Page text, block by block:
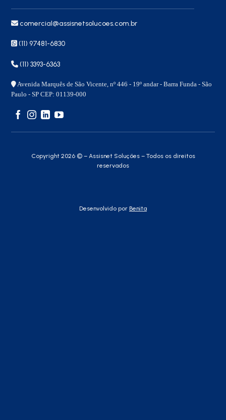
comercial@assisnetsolucoes.com.br
(11) 97481-6830
(11) 3393-6363
Avenida Marquês de São Vicente, nº 446 - 19º andar - Barra Funda - São
Paulo - SP CEP: 01139-000
Copyright 2026 © – Assisnet Soluções – Todos os direitos
reservados
Desenvolvido por Benita